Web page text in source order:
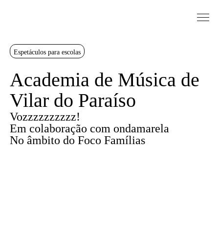
Sinopse
Espetáculos para escolas
Academia de Música de
Vilar do Paraíso
Vozzzzzzzzzz!
Em colaboração com ondamarela
No âmbito do Foco Famílias